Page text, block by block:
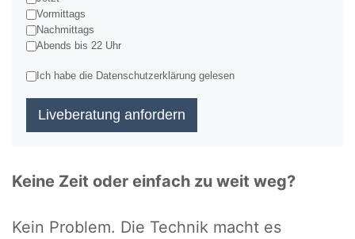
Vormittags
Nachmittags
Abends bis 22 Uhr
Ich habe die Datenschutzerklärung gelesen
Liveberatung anfordern
Keine Zeit oder einfach zu weit weg?
Kein Problem. Die Technik macht es